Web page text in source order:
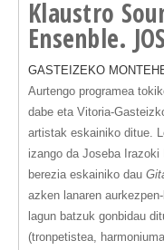
Klaustro
Ensenble.
GASTEIZEKO
Aurtengo programea
dabe eta Vitoria-
artistak eskainiko ditue.
izango da Joseba Irazoki
berezia eskainiko dau
azken lanaren
lagun batzuk gonbidau
(tronpetistea,